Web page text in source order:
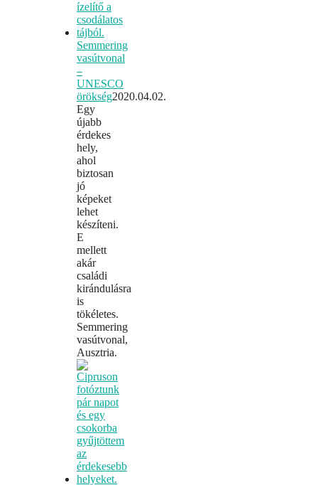
Semmering
vasútvonal
–
UNESCO
örökség2020.04.02.
Egy
újabb
érdekes
hely,
ahol
biztosan
jó
képeket
lehet
készíteni.
E
mellett
akár
családi
kirándulásra
is
tökéletes.
Semmering
vasútvonal,
Ausztria.